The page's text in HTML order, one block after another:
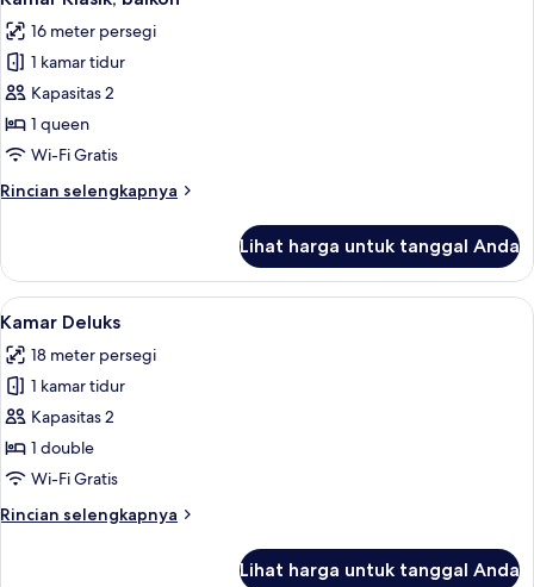
semua
foto
untuk
Kamar
Klasik,
balkon
16 meter persegi
1 kamar tidur
Kapasitas 2
1 queen
Wi-Fi Gratis
Rincian selengkapnya
Rincian
Kamar
Klasik,
balkon
Lihat harga untuk tanggal Anda
Lihat
semua
foto
untuk
Kamar
Deluks
Kamar Deluks | Minibar, meja kerja,
8
Kamar Deluks
18 meter persegi
1 kamar tidur
Kapasitas 2
1 double
Wi-Fi Gratis
Rincian selengkapnya
Rincian
Lihat harga untuk tanggal Anda